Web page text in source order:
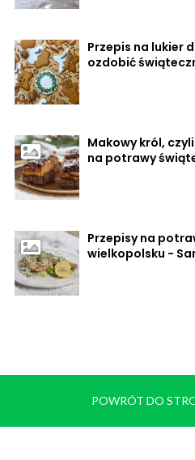
Przepis na lukier
ozdobić
Makowy król,
na potrawy
Przepisy na
wielkopolsku -
POWRÓT DO